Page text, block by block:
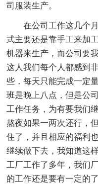
司服装生产。
在公司工作这几个
式主要还是靠手工来加
机器来生产，而公司要
这人我们每个人都感到
些，每天只能完成一定
班是晚上八点，但是公
工作任务，为有要我们
熬夜如果一两次还行，
住了，并且相应的福利
继续做下去，我知道这
工厂工作了多年，我们
的工作还是要有一定的